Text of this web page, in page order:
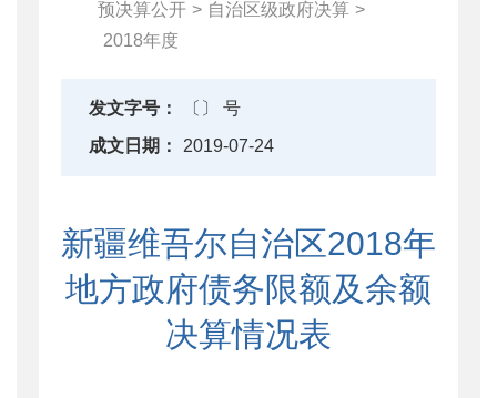
行业监管
简政放权
重点领域信息公开
预决算公开 > 自治区级政府决算 >
2018年度
发文字号：
〔〕 号
成文日期：
2019-07-24
新疆维吾尔自治区2018年
地方政府债务限额及余额
决算情况表